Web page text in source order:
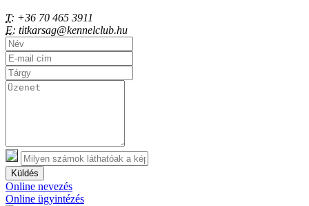
T: +36 70 465 3911
E: titkarsag@kennelclub.hu
Küldés
Online nevezés
Online ügyintézés